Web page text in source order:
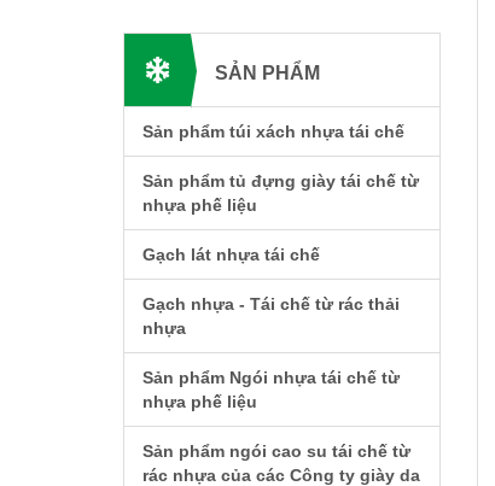
SẢN PHẨM
Sản phẩm túi xách nhựa tái chế
Sản phẩm tủ đựng giày tái chế từ
nhựa phế liệu
Gạch lát nhựa tái chế
Gạch nhựa - Tái chế từ rác thải
nhựa
Sản phẩm Ngói nhựa tái chế từ
nhựa phế liệu
Sản phẩm ngói cao su tái chế từ
rác nhựa của các Công ty giày da